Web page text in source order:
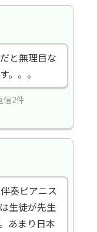
と無理目な
。。。
信2件
奏ピアニス
生徒が先生
あまり日本